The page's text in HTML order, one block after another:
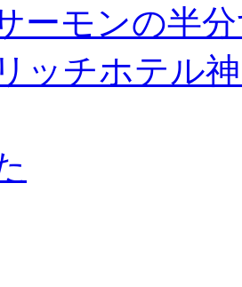
ーモンの半
ッチホテル